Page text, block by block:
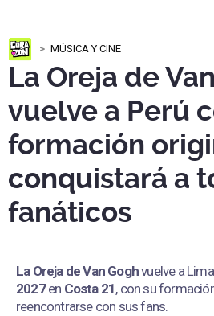
MÚSICA Y CINE
La Oreja de
vuelve a Perú
formación
conquistará a
fanáticos
La Oreja de Van Goghvuelve a
2027en Costa 21, con su
reencontrarse con sus fans.